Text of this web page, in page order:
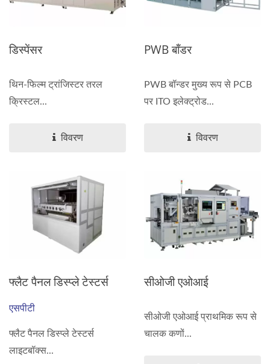
डिस्पेंसर
थिन-फिल्म ट्रांजिस्टर तरल
क्रिस्टल...
विवरण
PWB बॉंडर
PWB बॉन्डर मुख्य रूप से PCB
पर ITO इलेक्ट्रोड...
विवरण
फ्लैट पैनल डिस्प्ले टेस्टर्स
एसपीटी
फ्लैट पैनल डिस्प्ले टेस्टर्स
लाइटबॉक्स...
सीओजी एओआई
सीओजी एओआई प्राथमिक रूप से
चालक कणों...